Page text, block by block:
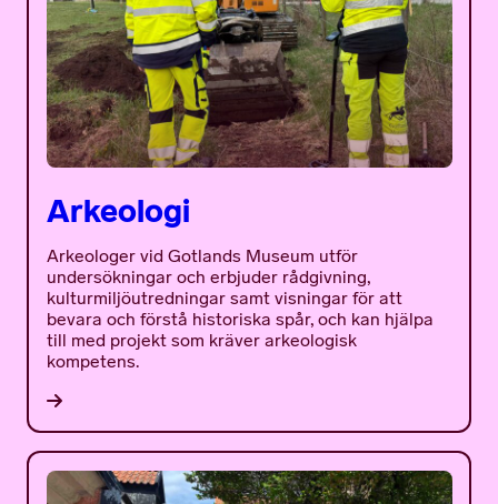
Arkeologi
Arkeologer vid Gotlands Museum utför
undersökningar och erbjuder rådgivning,
kulturmiljöutredningar samt visningar för att
bevara och förstå historiska spår, och kan hjälpa
till med projekt som kräver arkeologisk
kompetens.